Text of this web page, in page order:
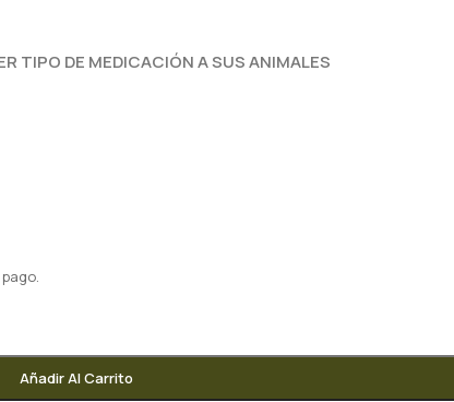
TIPO DE MEDICACIÓN A SUS ANIMALES
Añadir Al Carrito